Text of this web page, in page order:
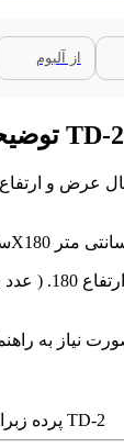
از آلبوم
توضیحات پرده زبرا مدل TD-2
عرض 220
پرده زبرا مدل TD-2